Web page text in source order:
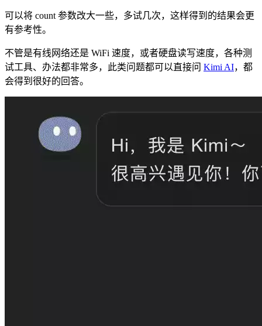
可以将 count 参数改大一些，多试几次，这样得到的结果会更
有参考性。
不管是有线网络还是 WiFi 速度，或者硬盘读写速度，各种测
试工具、办法都非常多，此类问题都可以直接问 Kimi AI，都
会得到很好的回答。